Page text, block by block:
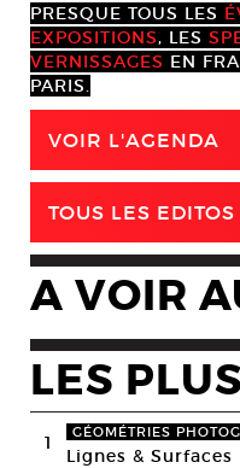
PRESQUE TOUS LES
EXPOSITIONS, LES
VERNISSAGES EN
PARIS.
VOIR L'AGENDA
TOUS LES EDITOS
A VOIR
LES
1 GÉOMÉTRIES
Lignes & Surfaces